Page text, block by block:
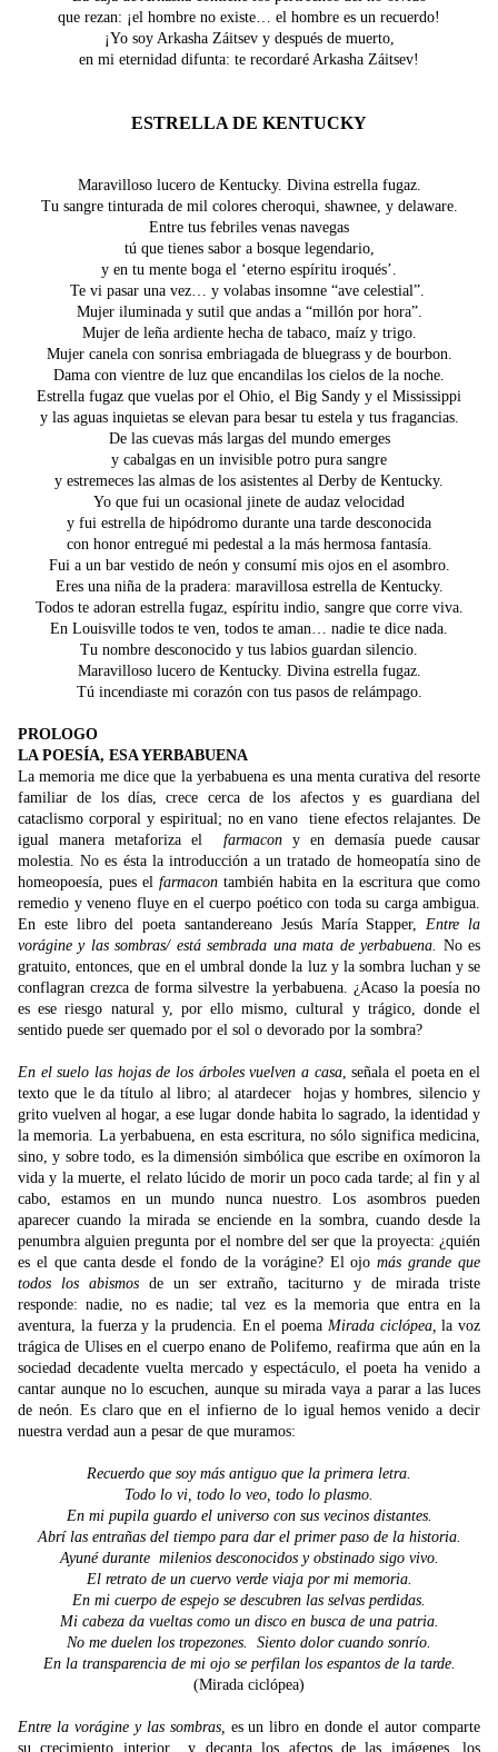
que rezan: ¡el hombre no existe… el hombre es un recuerdo!
¡Yo soy Arkasha Záitsev y después de muerto,
en mi eternidad difunta: te recordaré Arkasha Záitsev!
ESTRELLA DE KENTUCKY
Maravilloso lucero de Kentucky. Divina estrella fugaz.
Tu sangre tinturada de mil colores cheroqui, shawnee, y delaware.
Entre tus febriles venas navegas
tú que tienes sabor a bosque legendario,
y en tu mente boga el ‘eterno espíritu iroqués’.
Te vi pasar una vez… y volabas insomne “ave celestial”.
Mujer iluminada y sutil que andas a “millón por hora”.
Mujer de leña ardiente hecha de tabaco, maíz y trigo.
Mujer canela con sonrisa embriagada de bluegrass y de bourbon.
Dama con vientre de luz que encandilas los cielos de la noche.
Estrella fugaz que vuelas por el Ohio, el Big Sandy y el Mississippi
y las aguas inquietas se elevan para besar tu estela y tus fragancias.
De las cuevas más largas del mundo emerges
y cabalgas en un invisible potro pura sangre
y estremeces las almas de los asistentes al Derby de Kentucky.
Yo que fui un ocasional jinete de audaz velocidad
y fui estrella de hipódromo durante una tarde desconocida
con honor entregué mi pedestal a la más hermosa fantasía.
Fui a un bar vestido de neón y consumí mis ojos en el asombro.
Eres una niña de la pradera: maravillosa estrella de Kentucky.
Todos te adoran estrella fugaz, espíritu indio, sangre que corre viva.
En Louisville todos te ven, todos te aman… nadie te dice nada.
Tu nombre desconocido y tus labios guardan silencio.
Maravilloso lucero de Kentucky. Divina estrella fugaz.
Tú incendiaste mi corazón con tus pasos de relámpago.
PROLOGO
LA POESÍA, ESA YERBABUENA
La memoria me dice que la yerbabuena es una menta curativa del resorte
familiar de los días, crece cerca de los afectos y es guardiana del
cataclismo corporal y espiritual; no en vano tiene efectos relajantes. De
igual manera metaforiza el farmacon y en demasía puede causar
molestia. No es ésta la introducción a un tratado de homeopatía sino de
homeopoesía, pues el farmacon también habita en la escritura que como
remedio y veneno fluye en el cuerpo poético con toda su carga ambigua.
En este libro del poeta santandereano Jesús María Stapper,Entre la
vorágine y las sombras/ está sembrada una mata de yerbabuena. No es
gratuito, entonces, que en el umbral donde la luz y la sombra luchan y se
conflagran crezca de forma silvestre la yerbabuena. ¿Acaso la poesía no
es ese riesgo natural y, por ello mismo, cultural y trágico, donde el
sentido puede ser quemado por el sol o devorado por la sombra?
En el suelo las hojas de los árboles vuelven a casa, señala el poeta en el
texto que le da título al libro; al atardecer hojas y hombres, silencio y
grito vuelven al hogar, a ese lugar donde habita lo sagrado, la identidad y
la memoria. La yerbabuena, en esta escritura, no sólo significa medicina,
sino, y sobre todo, es la dimensión simbólica que escribe en oxímoron la
vida y la muerte, el relato lúcido de morir un poco cada tarde; al fin y al
cabo, estamos en un mundo nunca nuestro. Los asombros pueden
aparecer cuando la mirada se enciende en la sombra, cuando desde la
penumbra alguien pregunta por el nombre del ser que la proyecta: ¿quién
es el que canta desde el fondo de la vorágine? El ojomás grande que
todos los abismos de un ser extraño, taciturno y de mirada triste
responde: nadie, no es nadie; tal vez es la memoria que entra en la
aventura, la fuerza y la prudencia. En el poema Mirada ciclópea,la voz
trágica de Ulises en el cuerpo enano de Polifemo, reafirma que aún en la
sociedad decadente vuelta mercado y espectáculo, el poeta ha venido a
cantar aunque no lo escuchen, aunque su mirada vaya a parar a las luces
de neón. Es claro que en el infierno de lo igual hemos venido a decir
nuestra verdad aun a pesar de que muramos:
Recuerdo que soy más antiguo que la primera letra.
Todo lo vi, todo lo veo, todo lo plasmo.
En mi pupila guardo el universo con sus vecinos distantes.
Abrí las entrañas del tiempo para dar el primer paso de la historia.
Ayuné durante milenios desconocidos y obstinado sigo vivo.
El retrato de un cuervo verde viaja por mi memoria.
En mi cuerpo de espejo se descubren las selvas perdidas.
Mi cabeza da vueltas como un disco en busca de una patria.
No me duelen los tropezones. Siento dolor cuando sonrío.
En la transparencia de mi ojo se perfilan los espantos de la tarde.
(Mirada ciclópea)
Entre la vorágine y las sombras, es un libro en donde el autor comparte
su crecimiento interior y decanta los afectos de las imágenes, los